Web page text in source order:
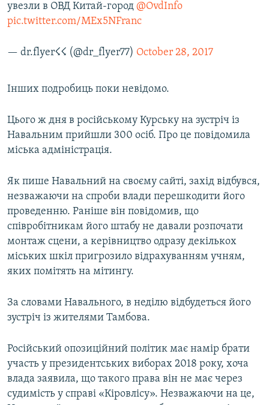
увезли в ОВД Китай-город @OvdInfo
pic.twitter.com/MEx5NFranc
— dr.flyer☇☇ (@dr_flyer77) October 28, 2017
Інших подробиць поки невідомо.
Цього ж дня в російському Курську на зустріч із
Навальним прийшли 300 осіб. Про це повідомила
міська адміністрація.
Як пише Навальний на своєму сайті, захід відбувся,
незважаючи на спроби влади перешкодити його
проведенню. Раніше він повідомив, що
співробітникам його штабу не давали розпочати
монтаж сцени, а керівництво одразу декількох
міських шкіл пригрозило відрахуванням учням,
яких помітять на мітингу.
За словами Навального, в неділю відбудеться його
зустріч із жителями Тамбова.
Російський опозиційний політик має намір брати
участь у президентських виборах 2018 року, хоча
влада заявила, що такого права він не має через
судимість у справі «Кіровлісу». Незважаючи на це,